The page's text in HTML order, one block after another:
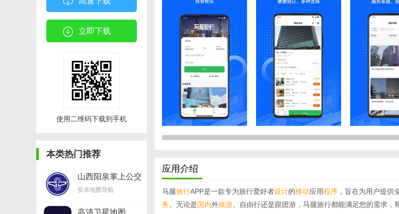
立即下载
使用二维码下载到手机
本类热门推荐
山西阳泉掌上公交
v3.12
安卓地图导航
高清卫星地图
应用介绍
马腿旅行APP是一款专为旅行爱好者设计的移动应用程序 ，旨在为用户提供
务。无论是国内外旅游 、自由行还是跟团游，马腿旅行都能满足您的需求